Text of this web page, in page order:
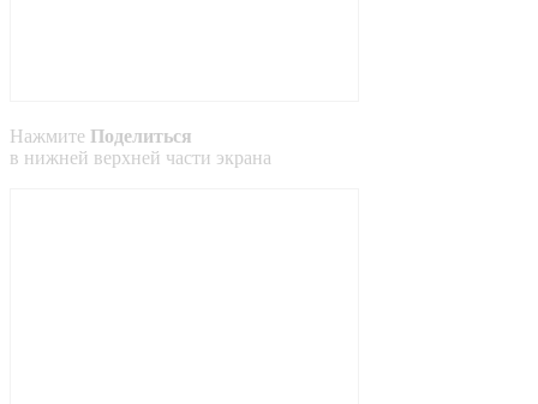
Нажмите Поделиться
в нижней верхней части экрана